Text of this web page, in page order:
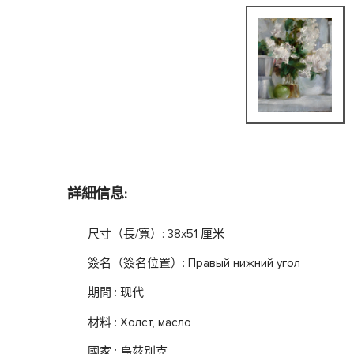
詳細信息:
尺寸（長/寬）: 38x51 厘米
簽名（簽名位置）: Правый нижний угол
期間 : 现代
材料 : Холст, масло